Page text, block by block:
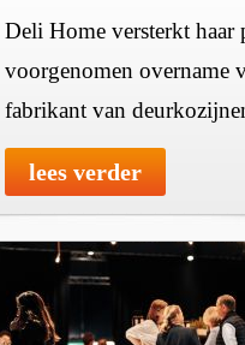
Deli Home versterkt haar
voorgenomen overname
fabrikant van
lees verder